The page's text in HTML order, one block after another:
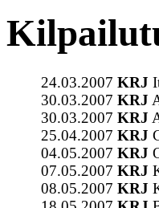
24.03.2007 KRJ
30.03.2007 KRJ
30.03.2007 KRJ
25.04.2007 KRJ
04.05.2007 KRJ
07.05.2007 KRJ
08.05.2007 KRJ